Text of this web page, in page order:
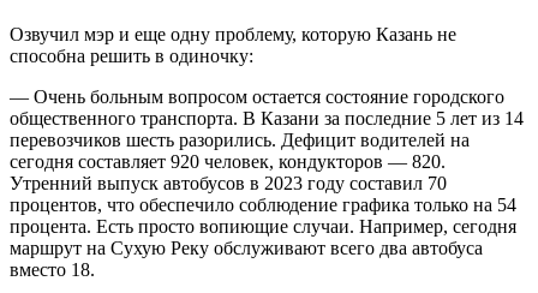
Озвучил мэр и еще одну проблему, которую Казань не
способна решить в одиночку:
— Очень больным вопросом остается состояние городского
общественного транспорта. В Казани за последние 5 лет из 14
перевозчиков шесть разорились. Дефицит водителей на
сегодня составляет 920 человек, кондукторов — 820.
Утренний выпуск автобусов в 2023 году составил 70
процентов, что обеспечило соблюдение графика только на 54
процента. Есть просто вопиющие случаи. Например, сегодня
маршрут на Сухую Реку обслуживают всего два автобуса
вместо 18.